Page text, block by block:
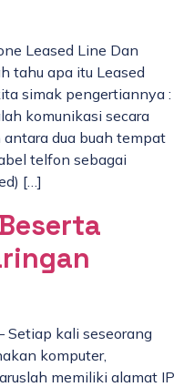
Leased Line Dan
tahu apa itu Leased
simak pengertiannya :
komunikasi secara
dua buah tempat
telfon sebagai
[…]
Setiap kali seseorang
komputer,
memiliki alamat IP